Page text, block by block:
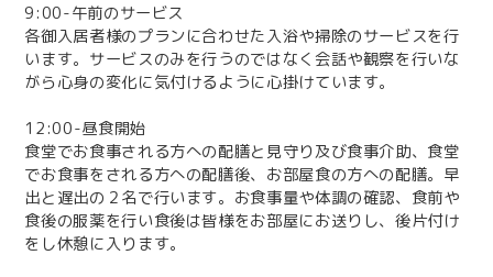
9:00-午前のサービス
各御入居者様のプランに合わせた入浴や掃除のサービスを行
います。サービスのみを行うのではなく会話や観察を行いな
がら心身の変化に気付けるように心掛けています。
12:00-昼食開始
食堂でお食事される方への配膳と見守り及び食事介助、食堂
でお食事をされる方への配膳後、お部屋食の方への配膳。早
出と遅出の２名で行います。お食事量や体調の確認、食前や
食後の服薬を行い食後は皆様をお部屋にお送りし、後片付け
をし休憩に入ります。